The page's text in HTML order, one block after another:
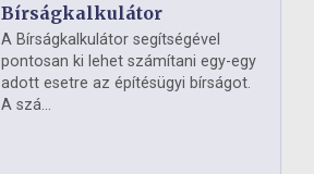
Bírságkalkulátor
A Bírságkalkulátor segítségével
pontosan ki lehet számítani egy-egy
adott esetre az építésügyi bírságot.
A szá...